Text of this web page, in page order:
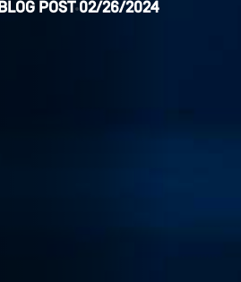
BLOG POST 02/26/2024